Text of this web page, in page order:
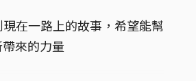
在一路上的故事，希望能幫
來的力量